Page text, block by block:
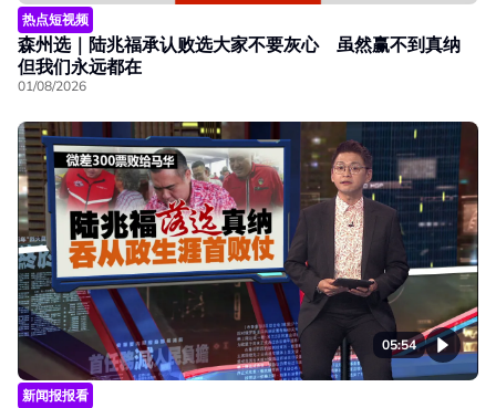
热点短视频
森州选｜陆兆福承认败选大家不要灰心 虽然赢不到真纳
但我们永远都在
01/08/2026
05:54
新闻报报看